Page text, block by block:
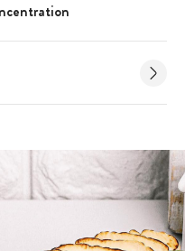
alimentaires : Blanc,
Indigo, Jaune Œuf, Jaune
0,75%, Jaune quinoléine
de sodium et Sulfate de